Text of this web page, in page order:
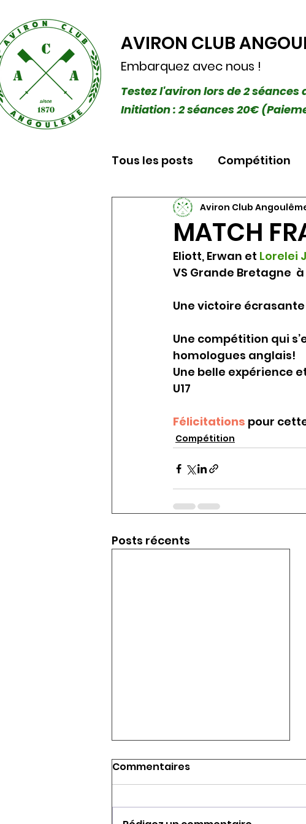
Embarquez avec nous !
Testez l'aviron lors de 2
Initiation : 2 séances 20€
AVIRON CLUB
Tous les posts Compétition
MATCH
Aviron Club
Eliott, Erwan et Lorelei
VS Grande Bretagne
Une victoire écrasante
Une compétition qui
homologues anglais!
Une belle expérience
U17
Félicitations pour
Compétition
Posts récents
Commentaires